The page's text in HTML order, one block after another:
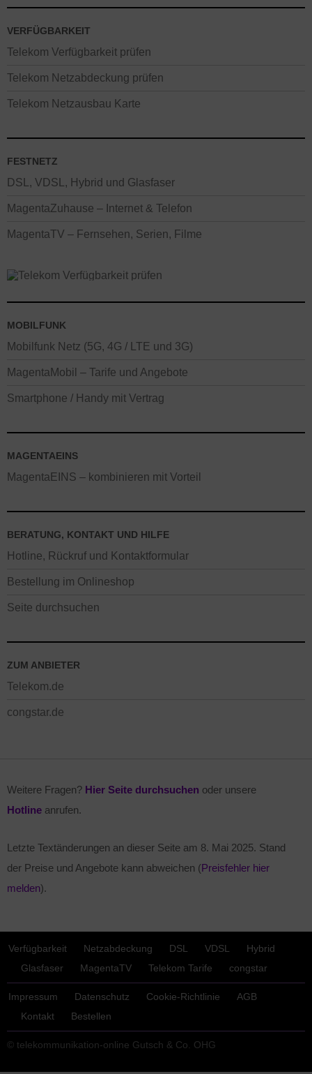
VERFÜGBARKEIT
Telekom Verfügbarkeit prüfen
Telekom Netzabdeckung prüfen
Telekom Netzausbau Karte
FESTNETZ
DSL, VDSL, Hybrid und Glasfaser
MagentaZuhause – Internet & Telefon
MagentaTV – Fernsehen, Serien, Filme
MOBILFUNK
Mobilfunk Netz (5G, 4G / LTE und 3G)
MagentaMobil – Tarife und Angebote
Smartphone / Handy mit Vertrag
MAGENTAEINS
MagentaEINS – kombinieren mit Vorteil
BERATUNG, KONTAKT UND HILFE
Hotline, Rückruf und Kontaktformular
Bestellung im Onlineshop
Seite durchsuchen
ZUM ANBIETER
Telekom.de
congstar.de
Weitere Fragen? Hier Seite durchsuchen oder unsere
Hotline anrufen.
Letzte Textänderungen an dieser Seite am 8. Mai 2025. Stand
der Preise und Angebote kann abweichen (Preisfehler hier
melden).
Verfügbarkeit Netzabdeckung DSL VDSL
Hybrid
Glasfaser
MagentaTV Telekom Tarife congstar
Impressum Datenschutz Cookie-Richtlinie
AGB
Kontakt
Bestellen
© telekommunikation-online Gutsch & Co. OHG